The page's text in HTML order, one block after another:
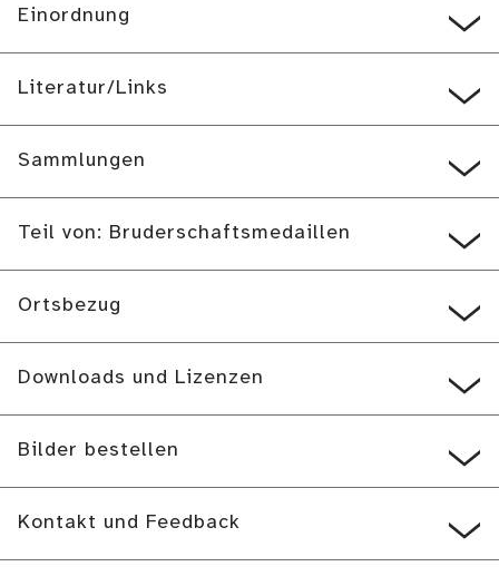
Einordnung
Literatur/Links
Sammlungen
Teil von: Bruderschaftsmedaillen
Ortsbezug
Downloads und Lizenzen
Bilder bestellen
Kontakt und Feedback